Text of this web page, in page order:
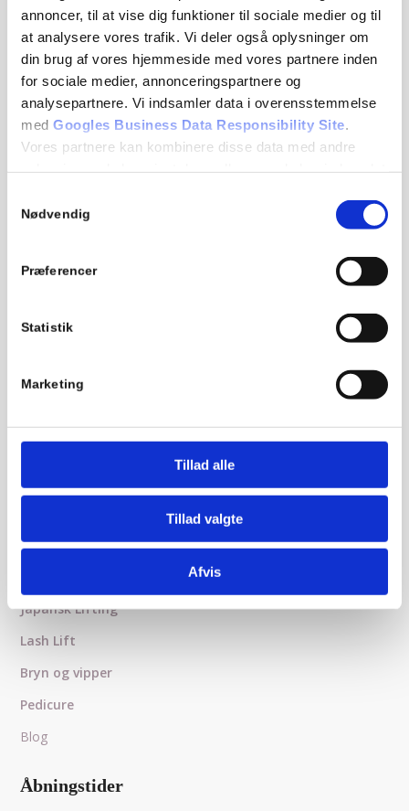
annoncer, til at vise dig funktioner til sociale medier og til
at analysere vores trafik. Vi deler også oplysninger om
din brug af vores hjemmeside med vores partnere inden
for sociale medier, annonceringspartnere og
analysepartnere. Vi indsamler data i overensstemmelse
med Googles Business Data Responsibility Site
Vores partnere kan kombinere disse data med andre
Nødvendig
Præferencer
Statistik
Marketing
Tillad alle
Tillad valgte
Afvis
Kontakt os
Studiestræde 45, kld.
CVR: 42164895
info@beautybase.dk
Behandlinger
Ansigtsbehandling
Japansk Lifting
Lash Lift
Bryn og vipper
Pedicure
Blog
Åbningstider